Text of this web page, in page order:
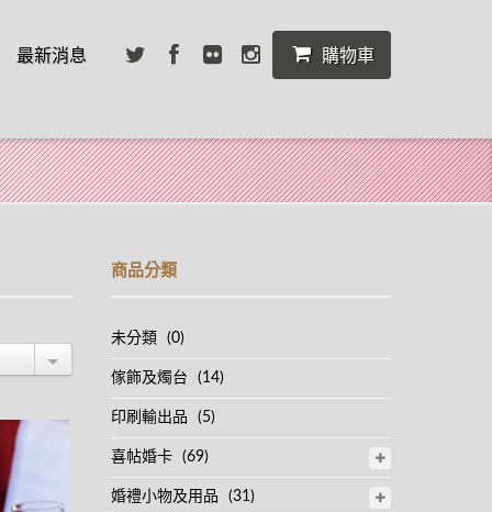
最新消息 購物車
商品分類
未分類 (0)
傢飾及燭台 (14)
印刷輸出品 (5)
喜帖婚卡 (69)
婚禮小物及用品 (31)